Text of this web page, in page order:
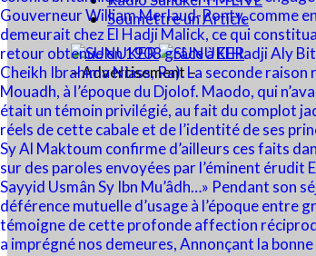
Soumettre un Article
– Advertisement –